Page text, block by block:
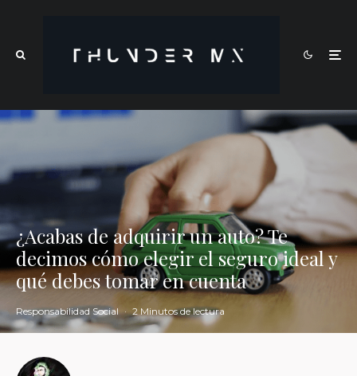
¿Acabas de adquirir un auto? Te
decimos cómo elegir el seguro ideal y
qué debes tomar en cuenta
Responsabilidad Social · 2 Minutos de lectura